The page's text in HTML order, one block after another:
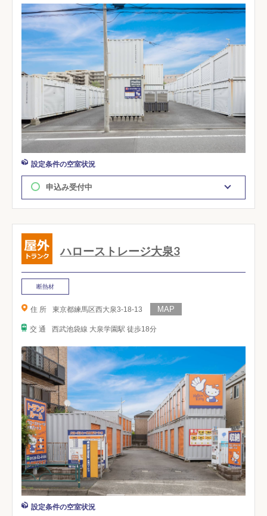
設定条件の空室状況
申込み受付中
ハローストレージ大泉3
断熱材
住 所 東京都練馬区西大泉3-18-13
交 通 西武池袋線 大泉学園駅 徒歩18分
設定条件の空室状況